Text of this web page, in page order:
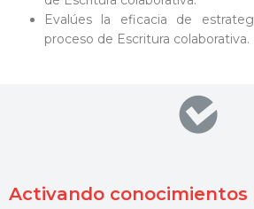
Evalúes la eficacia de
proceso de Escritura colaborativa.
Activando conocimientos